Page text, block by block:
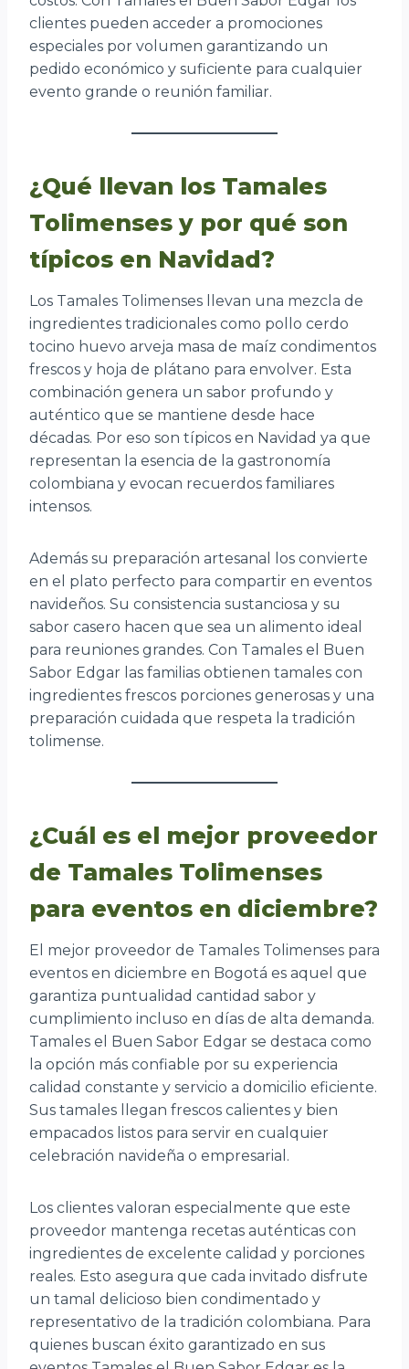
clientes pueden acceder a promociones
especiales por volumen garantizando un
pedido económico y suficiente para cualquier
evento grande o reunión familiar.
¿Qué llevan los Tamales
Tolimenses y por qué son
típicos en Navidad?
Los Tamales Tolimenses llevan una mezcla de
ingredientes tradicionales como pollo cerdo
tocino huevo arveja masa de maíz condimentos
frescos y hoja de plátano para envolver. Esta
combinación genera un sabor profundo y
auténtico que se mantiene desde hace
décadas. Por eso son típicos en Navidad ya que
representan la esencia de la gastronomía
colombiana y evocan recuerdos familiares
intensos.
Además su preparación artesanal los convierte
en el plato perfecto para compartir en eventos
navideños. Su consistencia sustanciosa y su
sabor casero hacen que sea un alimento ideal
para reuniones grandes. Con Tamales el Buen
Sabor Edgar las familias obtienen tamales con
ingredientes frescos porciones generosas y una
preparación cuidada que respeta la tradición
tolimense.
¿Cuál es el mejor proveedor
de Tamales Tolimenses
para eventos en diciembre?
El mejor proveedor de Tamales Tolimenses para
eventos en diciembre en Bogotá es aquel que
garantiza puntualidad cantidad sabor y
cumplimiento incluso en días de alta demanda.
Tamales el Buen Sabor Edgar se destaca como
la opción más confiable por su experiencia
calidad constante y servicio a domicilio eficiente.
Sus tamales llegan frescos calientes y bien
empacados listos para servir en cualquier
celebración navideña o empresarial.
Los clientes valoran especialmente que este
proveedor mantenga recetas auténticas con
ingredientes de excelente calidad y porciones
reales. Esto asegura que cada invitado disfrute
un tamal delicioso bien condimentado y
representativo de la tradición colombiana. Para
quienes buscan éxito garantizado en sus